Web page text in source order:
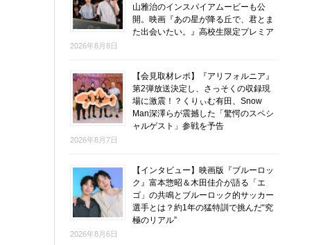
山雅治のインスパイアムービーも公
開。映画『あの星が降る丘で、君とま
た出会いたい。』高校生限定プレミア
2026年8月8日
【会見取材レポ】『アリフォルニア』
第2弾放送決定し、さっそくの収録現
場に激震！？くりぃむ有田、Snow
Man深澤らが震撼した「驚愕のスペシ
ャルゲスト」参戦を予告
2026年8月7日
【インタビュー】映画版『ブルーロッ
ク』富本惣昭＆木田佳介が語る「エ
ゴ」の共鳴とブルーロック的サッカー
選手とは？約1年の猛特訓で挑んだ“究
極のリアル”
2026年8月6日